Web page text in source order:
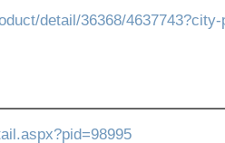
detail/36368/4637743?city-